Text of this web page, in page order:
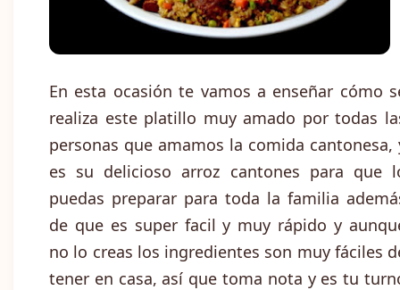
En esta ocasión te vamos a enseñar cómo
realiza este platillo muy amado por todas
personas que amamos la comida cantonesa,
es su delicioso arroz cantones para que
puedas preparar para toda la familia
de que es super facil y muy rápido y
no lo creas los ingredientes son muy fáciles
tener en casa, así que toma nota y es tu